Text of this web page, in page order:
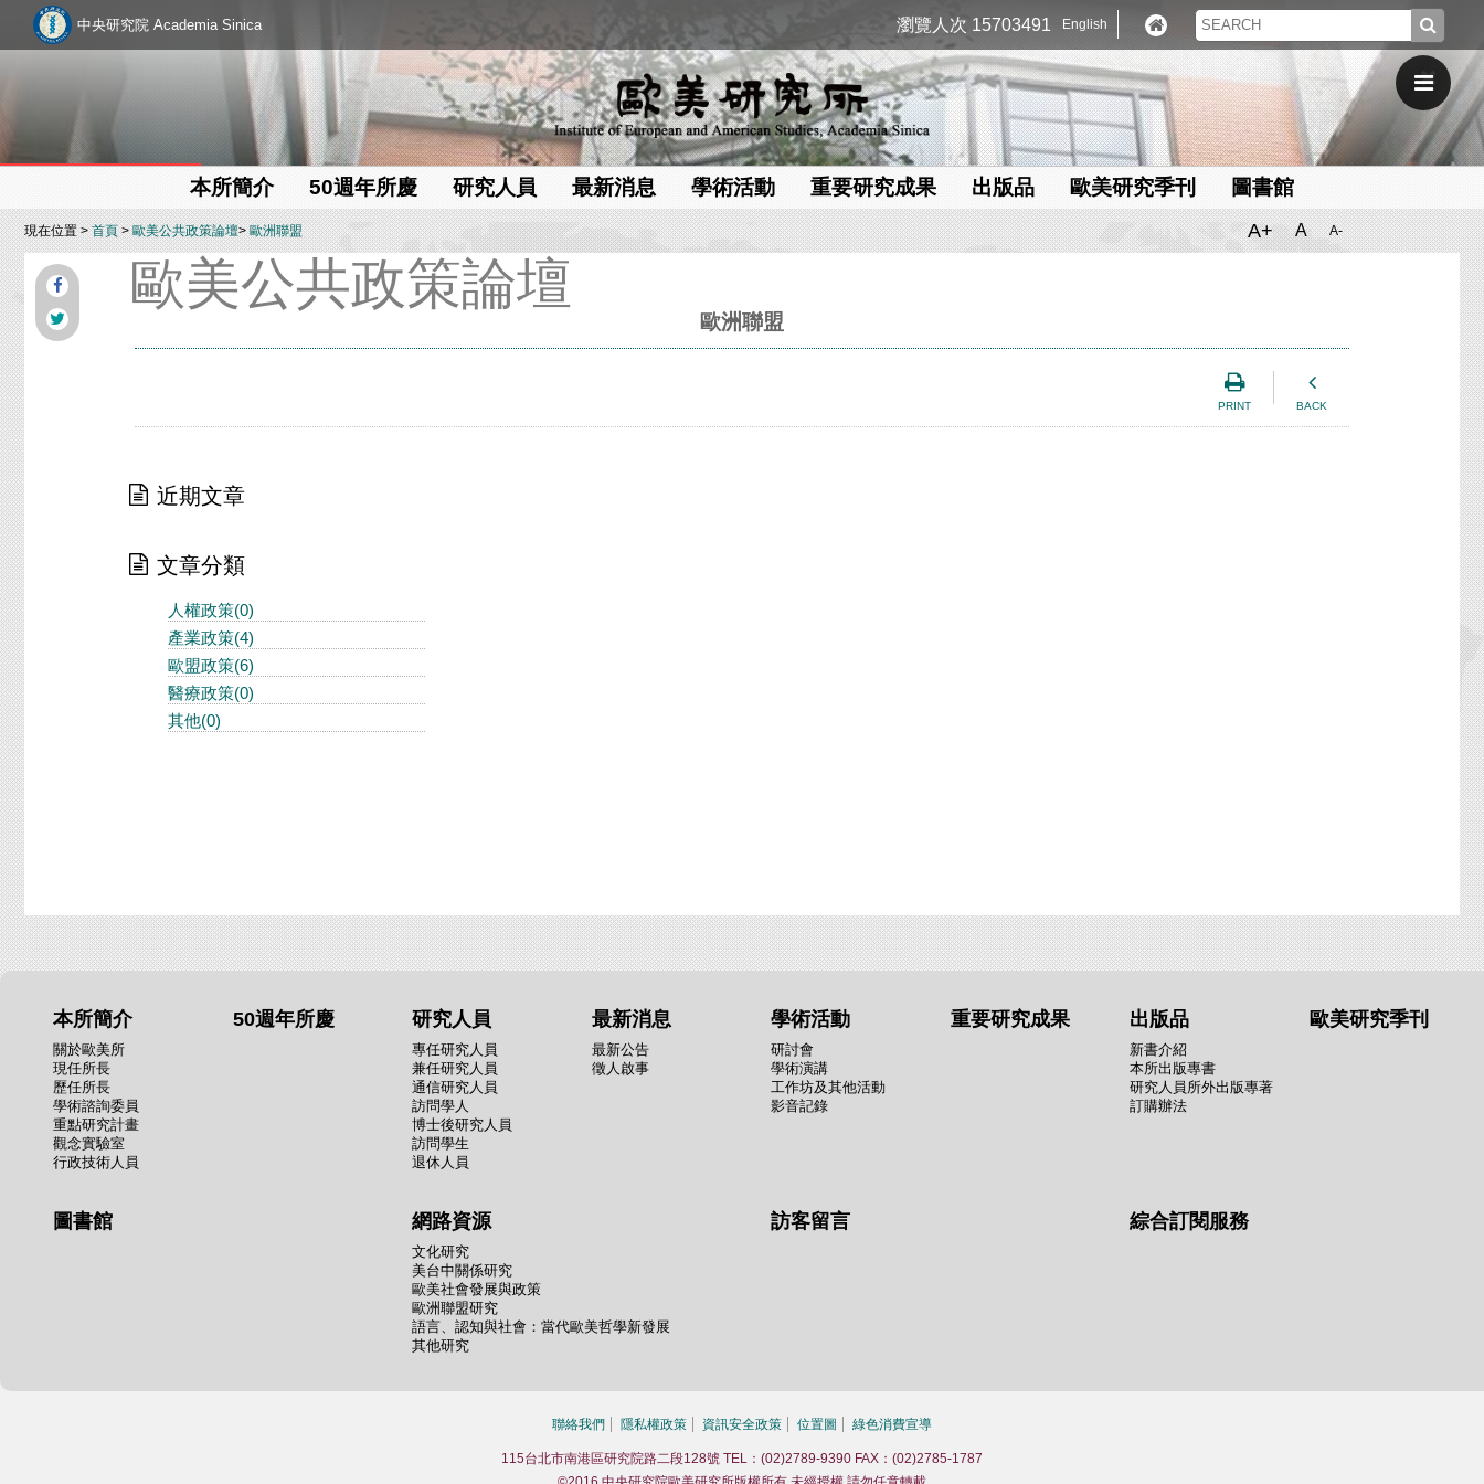
中央研究院 Academia Sinica 瀏覽人次 15703491 English
本所簡介 50週年所慶 研究人員 最新消息 學術活動 重要研究成果 出版品 歐美研究季刊 圖書館
現在位置 >首頁>歐美公共政策論壇>歐洲聯盟 A+ A A-
歐美公共政策論壇
歐洲聯盟
PRINT BACK
近期文章
文章分類
人權政策(0)
產業政策(4)
歐盟政策(6)
醫療政策(0)
其他(0)
本所簡介
關於歐美所
現任所長
歷任所長
學術諮詢委員
重點研究計畫
觀念實驗室
行政技術人員
50週年所慶 研究人員
專任研究人員
兼任研究人員
通信研究人員
訪問學人
博士後研究人員
訪問學生
退休人員
最新消息
最新公告
徵人啟事
學術活動
研討會
學術演講
工作坊及其他活動
影音記錄
重要研究成果 出版品
新書介紹
本所出版專書
研究人員所外出版專著
訂購辦法
歐美研究季刊
圖書館 網路資源
文化研究
美台中關係研究
歐美社會發展與政策
歐洲聯盟研究
語言、認知與社會：當代歐美哲學新發展
其他研究
訪客留言 綜合訂閱服務
聯絡我們 隱私權政策 資訊安全政策 位置圖 綠色消費宣導
115台北市南港區研究院路二段128號 TEL：(02)2789-9390 FAX：(02)2785-1787